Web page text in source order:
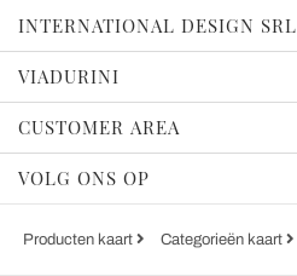
INTERNATIONAL DESIGN SRL
VIADURINI
CUSTOMER AREA
VOLG ONS OP
Producten kaart Categorieën kaart